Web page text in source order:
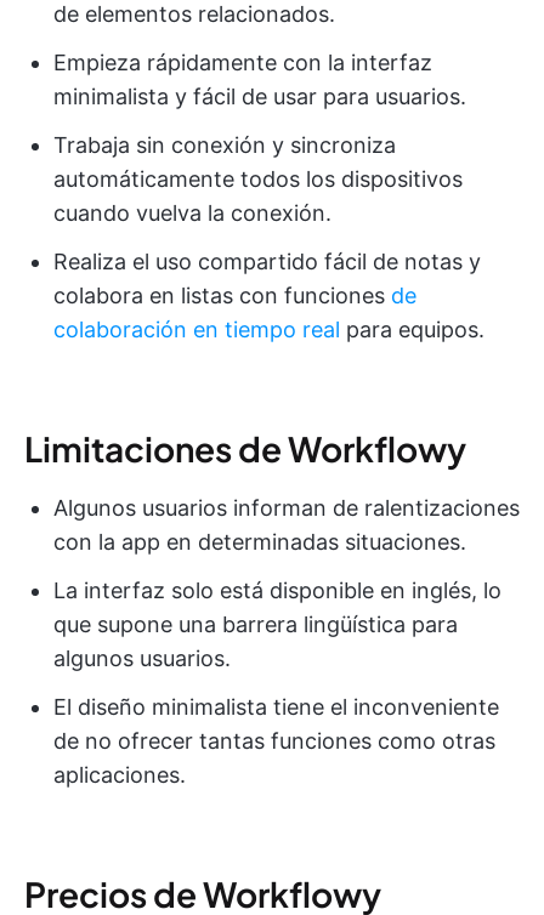
de elementos relacionados.
Empieza rápidamente con la interfaz
minimalista y fácil de usar para usuarios.
Trabaja sin conexión y sincroniza
automáticamente todos los dispositivos
cuando vuelva la conexión.
Realiza el uso compartido fácil de notas y
colabora en listas con funciones de
colaboración en tiempo real para equipos.
Limitaciones de Workflowy
Algunos usuarios informan de ralentizaciones
con la app en determinadas situaciones.
La interfaz solo está disponible en inglés, lo
que supone una barrera lingüística para
algunos usuarios.
El diseño minimalista tiene el inconveniente
de no ofrecer tantas funciones como otras
aplicaciones.
Precios de Workflowy